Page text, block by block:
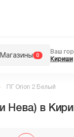
Магазины 0
Ваш
Кириши
ПГ Orion 2 Белый
в